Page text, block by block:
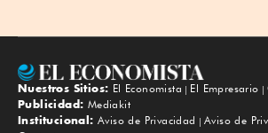
Nuestros Sitios: El Economista El Empresario
Publicidad: Mediakit
Institucional: Aviso de Privacidad
Aviso de